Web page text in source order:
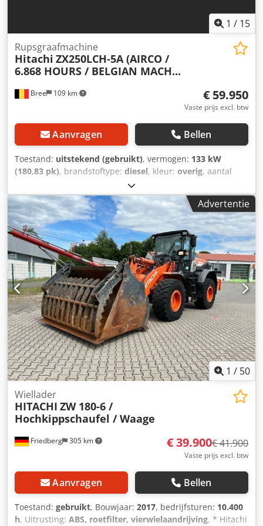
1 / 15
Bree 109 km
Rupsgraafmachine
Hitachi ZX250LCH-5A (AIRCO /
6.868 HOURS / BELGIAN MACH...
€ 59.950
Vaste prijs excl. btw
Aanvragen Bellen
Toestand: uitstekend (gebruikt), vermogen: 133 kW
(180,83 pk), brandstoftype: diesel, kleur: overig, aantal
, eerste registratie:
bedrijfsturen:6.868 h, Uitrusting:airconditioning, =
Aanvullende opties en accessoires = - PTO =
Bijzonderheden = Dwedpfjzph Rmex Ac Uea Conditie CE
type: CE = Meer informatie = Algemene informatie Cabine:
dag Technische informatie Aantal cilinders: 4
Motorinhoud: 5.193 cc Rupsbandbreedte: 259 cm Ledig
gewicht: 26.400 kg Afmetingen (LxBxH): 1036 x 319 x 307
cm Functioneel Maximale reikwijdte: 1.001 cm
Snelwisselsysteem: Ja CE markering: ja Staat Technische
staat: zeer goed Optische staat: zeer goed
Advertentie
1 / 50
Friedberg 305 km
Wiellader
HITACHI ZW 180-6 /
Hochkippschaufel / Waage
€ 39.900€ 41.900
Vaste prijs excl. btw
Aanvragen Bellen
Toestand: gebruikt, Bouwjaar: 2017, bedrijfsturen: 10.400
h, Uitrusting: ABS, roetfilter, vierwielaandrijving, * Hitachi